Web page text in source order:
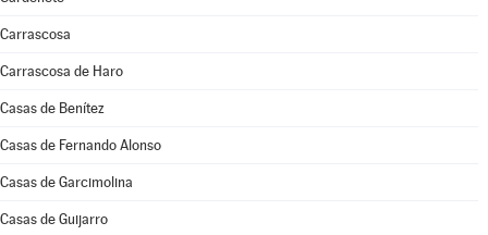
Carrascosa
Carrascosa de Haro
Casas de Benítez
Casas de Fernando Alonso
Casas de Garcimolina
Casas de Guijarro